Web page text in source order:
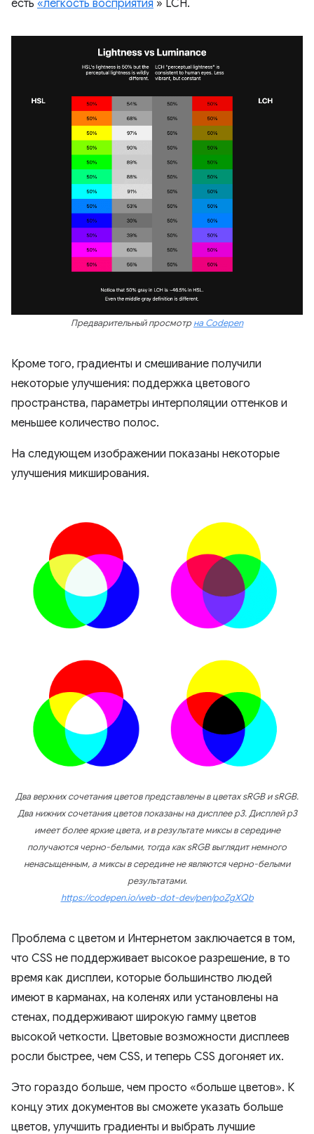
есть «легкость восприятия » LCH.
Предварительный просмотрна Codepen
Кроме того, градиенты и смешивание получили
некоторые улучшения: поддержка цветового
пространства, параметры интерполяции оттенков и
меньшее количество полос.
На следующем изображении показаны некоторые
улучшения микширования.
Два верхних сочетания цветов представлены в цветах sRGB и sRGB.
Два нижних сочетания цветов показаны на дисплее p3. Дисплей p3
имеет более яркие цвета, и в результате миксы в середине
получаются черно-белыми, тогда как sRGB выглядит немного
ненасыщенным, а миксы в середине не являются черно-белыми
результатами.
https://codepen.io/web-dot-dev/pen/poZgXQb
Проблема с цветом и Интернетом заключается в том,
что CSS не поддерживает высокое разрешение, в то
время как дисплеи, которые большинство людей
имеют в карманах, на коленях или установлены на
стенах, поддерживают широкую гамму цветов
высокой четкости. Цветовые возможности дисплеев
росли быстрее, чем CSS, и теперь CSS догоняет их.
Это гораздо больше, чем просто «больше цветов». К
концу этих документов вы сможете указать больше
цветов, улучшить градиенты и выбрать лучшие